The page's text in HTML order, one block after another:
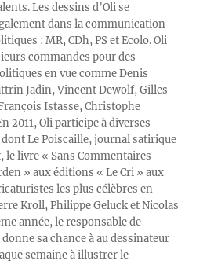
Les dessins d’Oli se
dans la communication
: MR, CDh, PS et Ecolo. Oli
commandes pour des
en vue comme Denis
Jadin, Vincent Dewolf, Gilles
Istasse, Christophe
2011, Oli participe à diverses
Le Poiscaille, journal satirique
le livre « Sans Commentaires –
» aux éditions « Le Cri » aux
les plus célèbres en
Kroll, Philippe Geluck et Nicolas
année, le responsable de
sa chance à au dessinateur
semaine à illustrer le